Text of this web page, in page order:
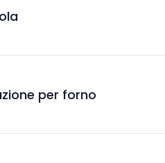
per forno